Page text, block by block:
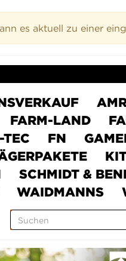
es aktuell zu einer
FARM-LAND
FN
SCHMIDT &
WAIDMANNS